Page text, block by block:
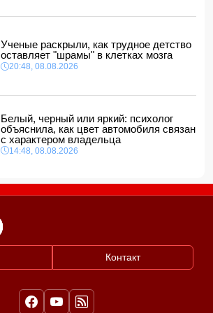
Ученые раскрыли, как трудное детство
оставляет "шрамы" в клетках мозга
20:48, 08.08.2026
Белый, черный или яркий: психолог
объяснила, как цвет автомобиля связан
с характером владельца
14:48, 08.08.2026
Контакт